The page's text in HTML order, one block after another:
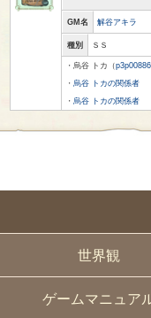
世界観
ゲームマニュア
GM名 解谷アキラ
種別 ＳＳ
・烏谷 トカ（
・烏谷 トカの関係者
・烏谷 トカの関係者